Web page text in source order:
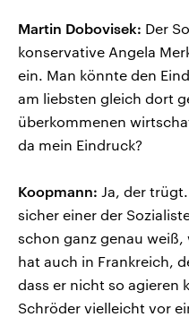
Martin Dobovisek: Der
konservative Angela
ein. Man könnte den
am liebsten gleich dort
überkommenen
da mein Eindruck?
Koopmann: Ja, der
sicher einer der
schon ganz genau weiß,
hat auch in Frankreich,
dass er nicht so agieren
Schröder vielleicht vor